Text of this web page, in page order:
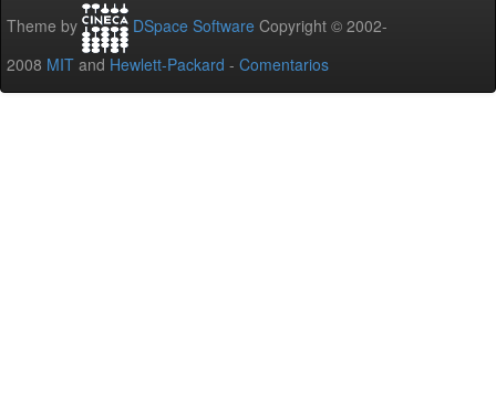
Theme by DSpace Software Copyright © 2002-
2008 MIT and Hewlett-Packard - Comentarios